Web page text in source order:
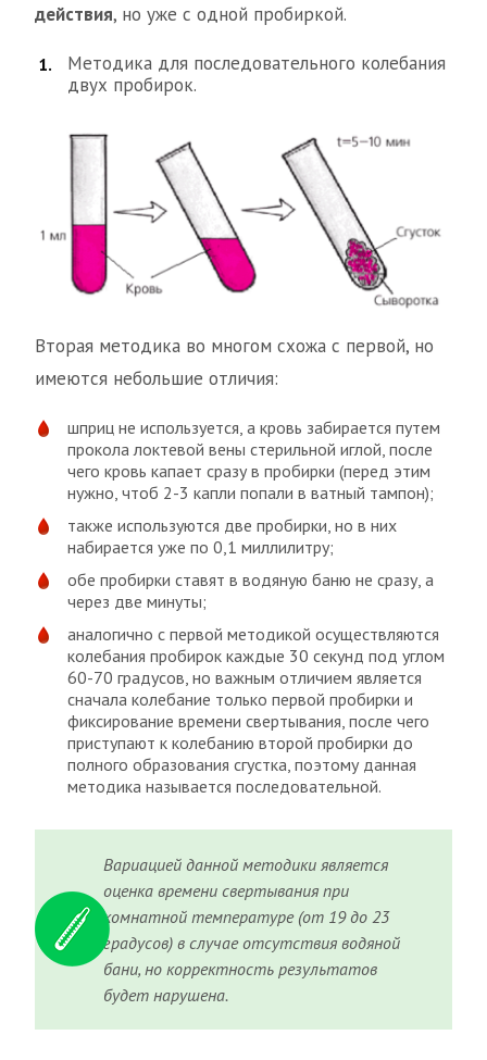
действия, но уже с одной пробиркой.
Методика для последовательного колебания
двух пробирок.
Вторая методика во многом схожа с первой, но
имеются небольшие отличия:
шприц не используется, а кровь забирается путем
прокола локтевой вены стерильной иглой, после
чего кровь капает сразу в пробирки (перед этим
нужно, чтоб 2-3 капли попали в ватный тампон);
также используются две пробирки, но в них
набирается уже по 0,1 миллилитру;
обе пробирки ставят в водяную баню не сразу, а
через две минуты;
аналогично с первой методикой осуществляются
колебания пробирок каждые 30 секунд под углом
60-70 градусов, но важным отличием является
сначала колебание только первой пробирки и
фиксирование времени свертывания, после чего
приступают к колебанию второй пробирки до
полного образования сгустка, поэтому данная
методика называется последовательной.
Вариацией данной методики является
оценка времени свертывания при
комнатной температуре (от 19 до 23
градусов) в случае отсутствия водяной
бани, но корректность результатов
будет нарушена.